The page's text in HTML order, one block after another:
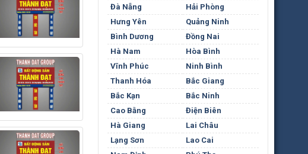
Đà Nẵng
Hải Phòng
Hưng Yên
Quảng Ninh
Bình Dương
Đồng Nai
Hà Nam
Hòa Bình
Vĩnh Phúc
Ninh Bình
Thanh Hóa
Bắc Giang
Bắc Kạn
Bắc Ninh
Cao Bằng
Điện Biên
Hà Giang
Lai Châu
Lạng Sơn
Lao Cai